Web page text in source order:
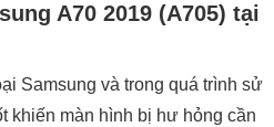
A70 2019 (A705) tại
Samsung và trong quá trình sử
khiến màn hình bị hư hỏng cần